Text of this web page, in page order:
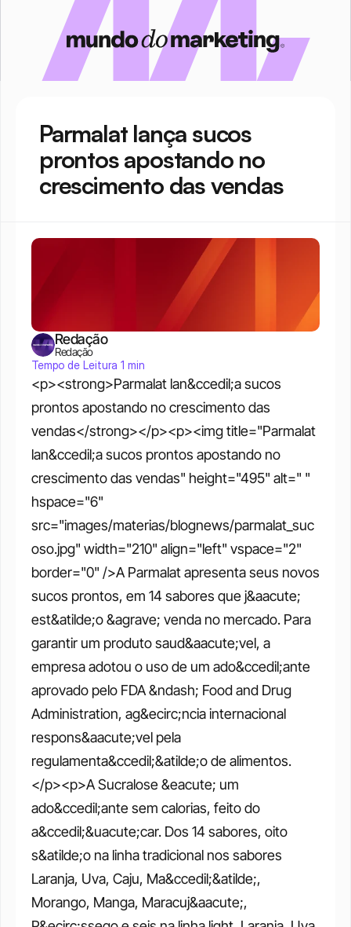
Parmalat lança sucos
prontos apostando no
crescimento das vendas
<p><strong>Parmalat lan&ccedil;a sucos
prontos apostando no crescimento das
vendas</strong></p><p><img title="Parmalat
lan&ccedil;a sucos prontos apostando no
crescimento das vendas" height="495" alt=" "
hspace="6"
src="images/materias/blognews/parmalat_suc
oso.jpg" width="210" align="left" vspace="2"
border="0" />A Parmalat apresenta seus novos
sucos prontos, em 14 sabores que j&aacute;
est&atilde;o &agrave; venda no mercado. Para
garantir um produto saud&aacute;vel, a
empresa adotou o uso de um ado&ccedil;ante
aprovado pelo FDA &ndash; Food and Drug
Administration, ag&ecirc;ncia internacional
respons&aacute;vel pela
regulamenta&ccedil;&atilde;o de alimentos.
</p><p>A Sucralose &eacute; um
ado&ccedil;ante sem calorias, feito do
a&ccedil;&uacute;car. Dos 14 sabores, oito
s&atilde;o na linha tradicional nos sabores
Laranja, Uva, Caju, Ma&ccedil;&atilde;,
Morango, Manga, Maracuj&aacute;,
Redação
Redação
Tempo de Leitura 1 min